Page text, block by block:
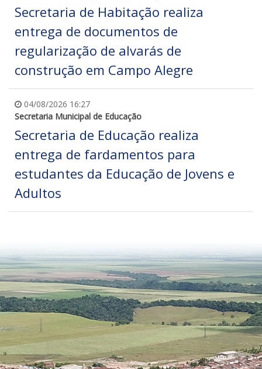
Secretaria de Habitação realiza
entrega de documentos de
regularização de alvarás de
construção em Campo Alegre
04/08/2026 16:27
Secretaria Municipal de Educação
Secretaria de Educação realiza
entrega de fardamentos para
estudantes da Educação de Jovens e
Adultos